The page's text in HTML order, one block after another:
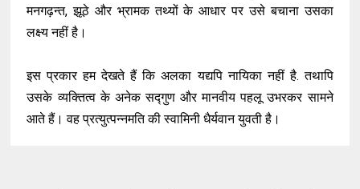
मनगढ़न्त, झूठे और भ्रामक तथ्यों के आधार पर उसे बचाना उसका
लक्ष्य नहीं है।
इस प्रकार हम देखते हैं कि अलका यद्यपि नायिका नहीं है. तथापि
उसके व्यक्तित्व के अनेक सद्गुण और मानवीय पहलू उभरकर सामने
आते हैं। वह प्रत्युत्पन्नमति की स्वामिनी धैर्यवान युवती है।